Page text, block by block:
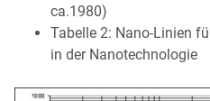
ca.1980)
Tabelle 2: Nano-Linien
in der Nanotechnologie